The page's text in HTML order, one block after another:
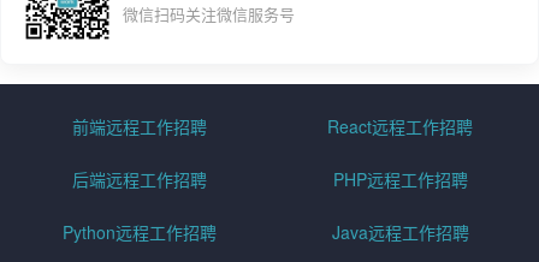
微信扫码关注微信服务号
前端远程工作招聘 React远程工作招聘
后端远程工作招聘 PHP远程工作招聘
Python远程工作招聘 Java远程工作招聘